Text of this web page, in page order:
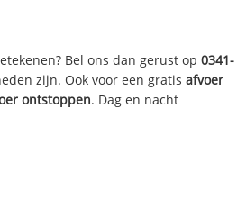
Bel ons dan gerust op0341-
zijn. Ook voor een gratisafvoer
ontstoppen. Dag en nacht